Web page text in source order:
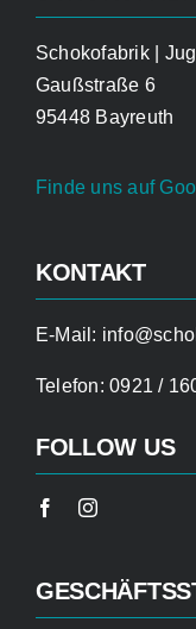
Schokofabrik |
Gaußstraße 6
95448 Bayreuth
Finde uns auf
KONTAKT
E-Mail:
Telefon:0921 /
FOLLOW US